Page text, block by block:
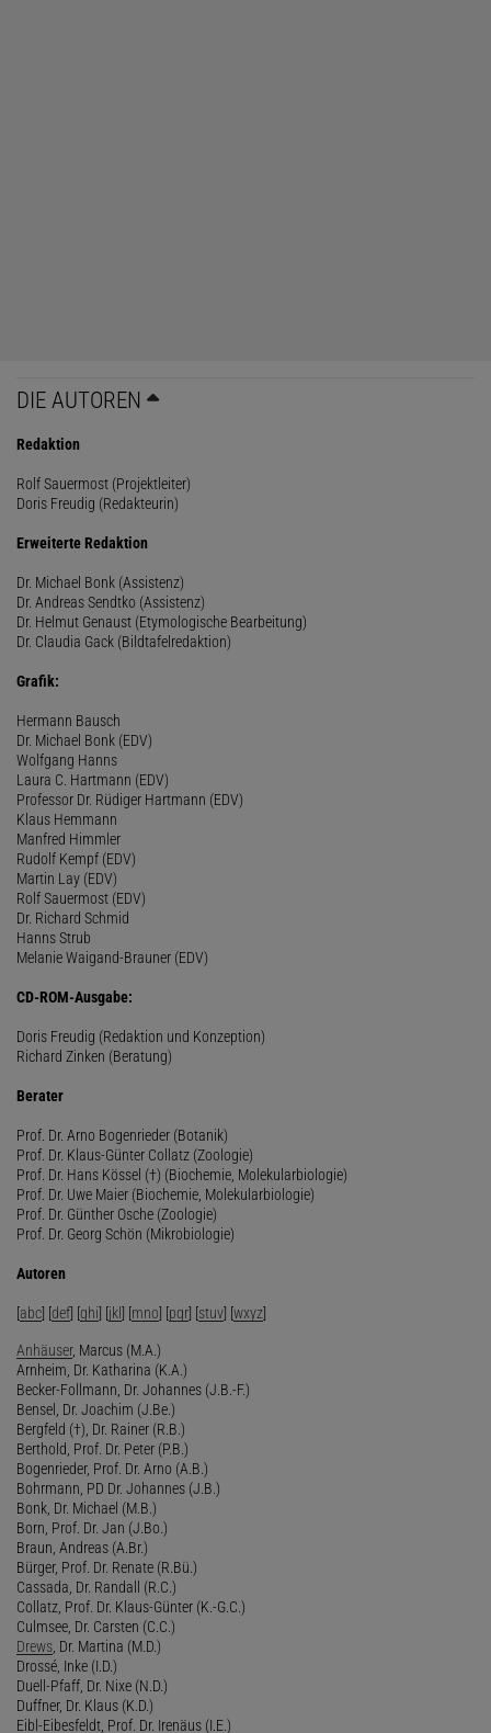
DIE AUTOREN
Redaktion
Rolf Sauermost (Projektleiter)
Doris Freudig (Redakteurin)
Erweiterte Redaktion
Dr. Michael Bonk (Assistenz)
Dr. Andreas Sendtko (Assistenz)
Dr. Helmut Genaust (Etymologische Bearbeitung)
Dr. Claudia Gack (Bildtafelredaktion)
Grafik:
Hermann Bausch
Dr. Michael Bonk (EDV)
Wolfgang Hanns
Laura C. Hartmann (EDV)
Professor Dr. Rüdiger Hartmann (EDV)
Klaus Hemmann
Manfred Himmler
Rudolf Kempf (EDV)
Martin Lay (EDV)
Rolf Sauermost (EDV)
Dr. Richard Schmid
Hanns Strub
Melanie Waigand-Brauner (EDV)
CD-ROM-Ausgabe:
Doris Freudig (Redaktion und Konzeption)
Richard Zinken (Beratung)
Berater
Prof. Dr. Arno Bogenrieder (Botanik)
Prof. Dr. Klaus-Günter Collatz (Zoologie)
Prof. Dr. Hans Kössel (†) (Biochemie, Molekularbiologie)
Prof. Dr. Uwe Maier (Biochemie, Molekularbiologie)
Prof. Dr. Günther Osche (Zoologie)
Prof. Dr. Georg Schön (Mikrobiologie)
Autoren
[abc] [def] [ghi] [jkl] [mno] [pqr] [stuv] [wxyz]
Anhäuser, Marcus (M.A.)
Arnheim, Dr. Katharina (K.A.)
Becker-Follmann, Dr. Johannes (J.B.-F.)
Bensel, Dr. Joachim (J.Be.)
Bergfeld (†), Dr. Rainer (R.B.)
Berthold, Prof. Dr. Peter (P.B.)
Bogenrieder, Prof. Dr. Arno (A.B.)
Bohrmann, PD Dr. Johannes (J.B.)
Bonk, Dr. Michael (M.B.)
Born, Prof. Dr. Jan (J.Bo.)
Braun, Andreas (A.Br.)
Bürger, Prof. Dr. Renate (R.Bü.)
Cassada, Dr. Randall (R.C.)
Collatz, Prof. Dr. Klaus-Günter (K.-G.C.)
Culmsee, Dr. Carsten (C.C.)
Drews , Dr. Martina (M.D.)
Drossé, Inke (I.D.)
Duell-Pfaff, Dr. Nixe (N.D.)
Duffner, Dr. Klaus (K.D.)
Eibl-Eibesfeldt, Prof. Dr. Irenäus (I.E.)